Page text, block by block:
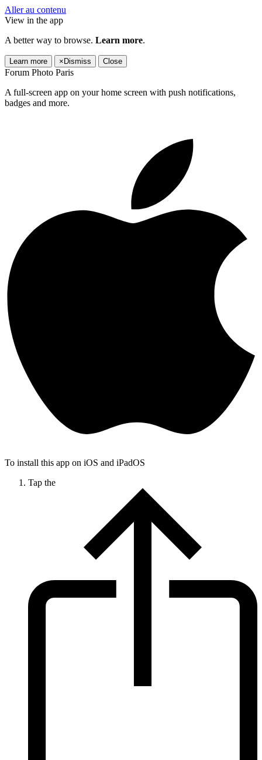
Aller au contenu
View in the app
A better way to browse. Learn more.
Learn more × Dismiss Close
Forum Photo Paris
A full-screen app on your home screen with push notifications,
badges and more.
To install this app on iOS and iPadOS
Tap the